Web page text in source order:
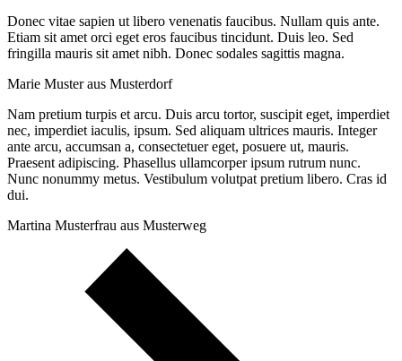
Donec vitae sapien ut libero venenatis faucibus. Nullam quis ante.
Etiam sit amet orci eget eros faucibus tincidunt. Duis leo. Sed
fringilla mauris sit amet nibh. Donec sodales sagittis magna.
Marie Muster aus Musterdorf
Nam pretium turpis et arcu. Duis arcu tortor, suscipit eget, imperdiet
nec, imperdiet iaculis, ipsum. Sed aliquam ultrices mauris. Integer
ante arcu, accumsan a, consectetuer eget, posuere ut, mauris.
Praesent adipiscing. Phasellus ullamcorper ipsum rutrum nunc.
Nunc nonummy metus. Vestibulum volutpat pretium libero. Cras id
dui.
Martina Musterfrau aus Musterweg